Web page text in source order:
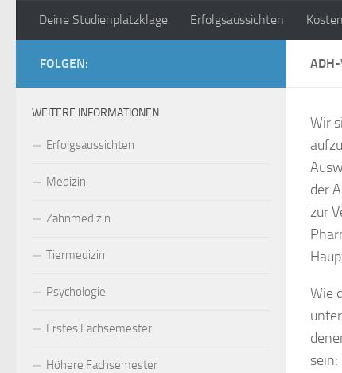
Zum Inhalt springen
studienplatzklage.pro
Deine Studienplatzklage Erfolgsaussichten Kosten
ADH-
Wir
der
zur
Wie
sein:
FOLGEN:
WEITERE INFORMATIONEN
Erfolgsaussichten
Medizin
Zahnmedizin
Tiermedizin
Psychologie
Erstes Fachsemester
Höhere Fachsemester